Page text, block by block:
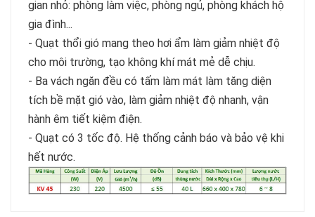
gian nhỏ: phòng làm việc, phòng ngủ, phòng khách hộ
gia đình...
- Quạt thổi gió mang theo hơi ẩm làm giảm nhiệt độ
cho môi trường, tạo không khí mát mẻ dễ chịu.
- Ba vách ngăn đều có tấm làm mát làm tăng diện
tích bề mặt gió vào, làm giảm nhiệt độ nhanh, vận
hành êm tiết kiệm điện.
- Quạt có 3 tốc độ. Hệ thống cảnh báo và bảo vệ khi
hết nước.